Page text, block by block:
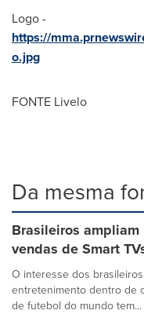
Logo -
https://
o.jpg
FONTE Livelo
Da mesma
Brasileiros
vendas de Smart
O interesse dos
entretenimento dentro de
de futebol do mundo tem...